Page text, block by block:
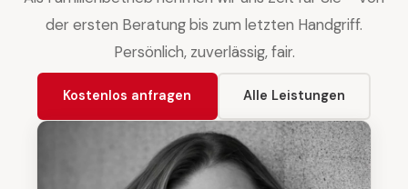
Unser Zuhause – Blaise-Pascal-Str. 11, Detmold
der ersten Beratung bis zum letzten Handgriff.
Persönlich, zuverlässig, fair.
Kostenlos anfragen Alle Leistungen